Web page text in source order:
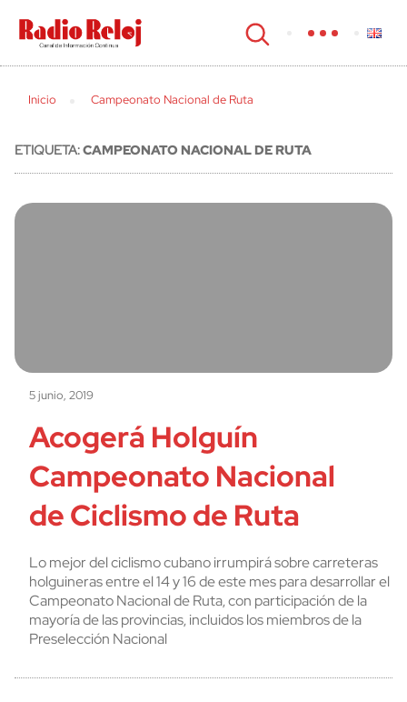
cerrar
Inicio Campeonato Nacional de Ruta
ETIQUETA:CAMPEONATO NACIONAL DE RUTA
5 junio, 2019
Acogerá Holguín
Campeonato Nacional
de Ciclismo de Ruta
Lo mejor del ciclismo cubano irrumpirá sobre carreteras
holguineras entre el 14 y 16 de este mes para desarrollar el
Campeonato Nacional de Ruta, con participación de la
mayoría de las provincias, incluidos los miembros de la
Preselección Nacional